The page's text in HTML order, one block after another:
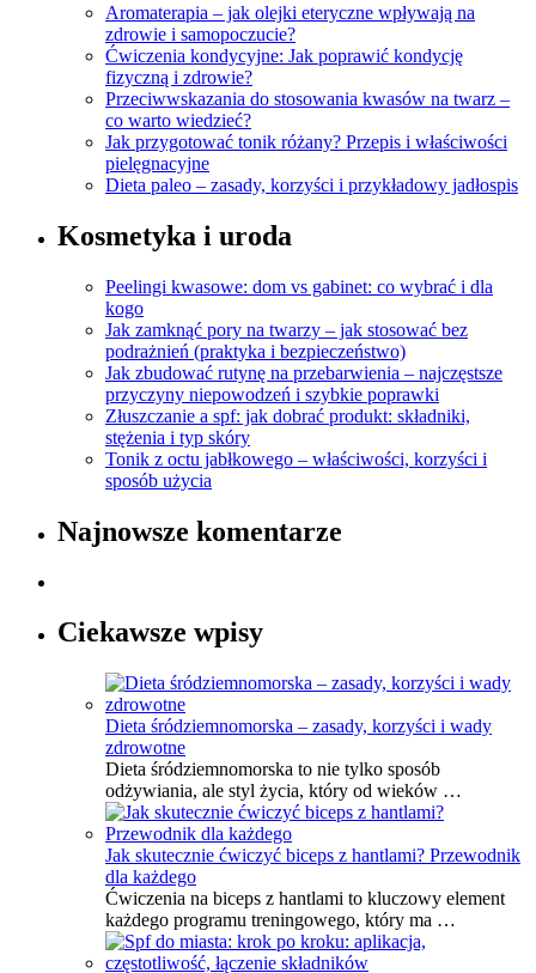
Aromaterapia – jak olejki eteryczne wpływają na
zdrowie i samopoczucie?
Ćwiczenia kondycyjne: Jak poprawić kondycję
fizyczną i zdrowie?
Przeciwwskazania do stosowania kwasów na twarz –
co warto wiedzieć?
Jak przygotować tonik różany? Przepis i właściwości
pielęgnacyjne
Dieta paleo – zasady, korzyści i przykładowy jadłospis
Kosmetyka i uroda
Peelingi kwasowe: dom vs gabinet: co wybrać i dla
kogo
Jak zamknąć pory na twarzy – jak stosować bez
podrażnień (praktyka i bezpieczeństwo)
Jak zbudować rutynę na przebarwienia – najczęstsze
przyczyny niepowodzeń i szybkie poprawki
Złuszczanie a spf: jak dobrać produkt: składniki,
stężenia i typ skóry
Tonik z octu jabłkowego – właściwości, korzyści i
sposób użycia
Najnowsze komentarze
Ciekawsze wpisy
Dieta śródziemnomorska – zasady, korzyści i wady
zdrowotne
Dieta śródziemnomorska to nie tylko sposób
odżywiania, ale styl życia, który od wieków …
Jak skutecznie ćwiczyć biceps z hantlami? Przewodnik
dla każdego
Ćwiczenia na biceps z hantlami to kluczowy element
każdego programu treningowego, który ma …